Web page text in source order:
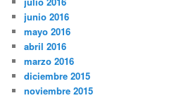
junio 2016
mayo 2016
abril 2016
marzo 2016
diciembre 2015
noviembre 2015